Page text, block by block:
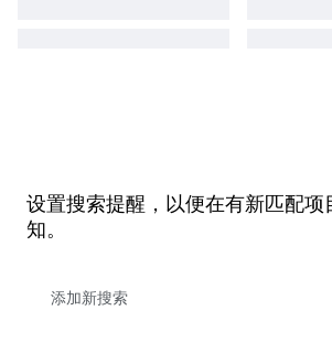
设置搜索提醒，以便在有新匹配项
知。